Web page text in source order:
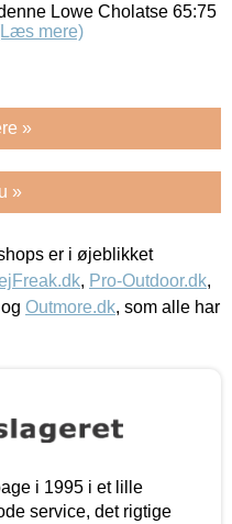
Lowe Cholatse 65:75
mere)
»
»
er i øjeblikket
, Pro-Outdoor.dk,
og Outmore.dk, som alle har
i 1995 i et lille
service, det rigtige